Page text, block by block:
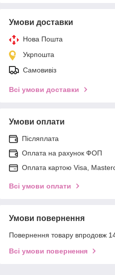
Умови доставки
Нова Пошта
Укрпошта
Самовивіз
Всі умови доставки
Умови оплати
Післяплата
Оплата на рахунок ФОП
Оплата картою Visa,
Всі умови оплати
Умови повернення
Повернення товару впродовж
Всі умови повернення